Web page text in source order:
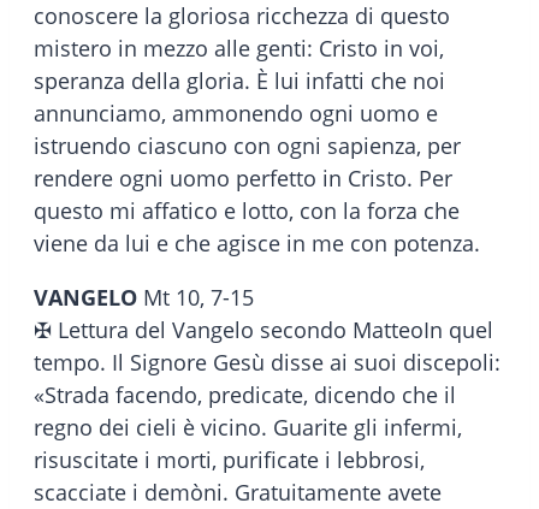
conoscere la gloriosa ricchezza di questo
mistero in mezzo alle genti: Cristo in voi,
speranza della gloria. È lui infatti che noi
annunciamo, ammonendo ogni uomo e
istruendo ciascuno con ogni sapienza, per
rendere ogni uomo perfetto in Cristo. Per
questo mi affatico e lotto, con la forza che
viene da lui e che agisce in me con potenza.
VANGELO Mt 10, 7-15
✠ Lettura del Vangelo secondo MatteoIn quel
tempo. Il Signore Gesù disse ai suoi discepoli:
«Strada facendo, predicate, dicendo che il
regno dei cieli è vicino. Guarite gli infermi,
risuscitate i morti, purificate i lebbrosi,
scacciate i demòni. Gratuitamente avete